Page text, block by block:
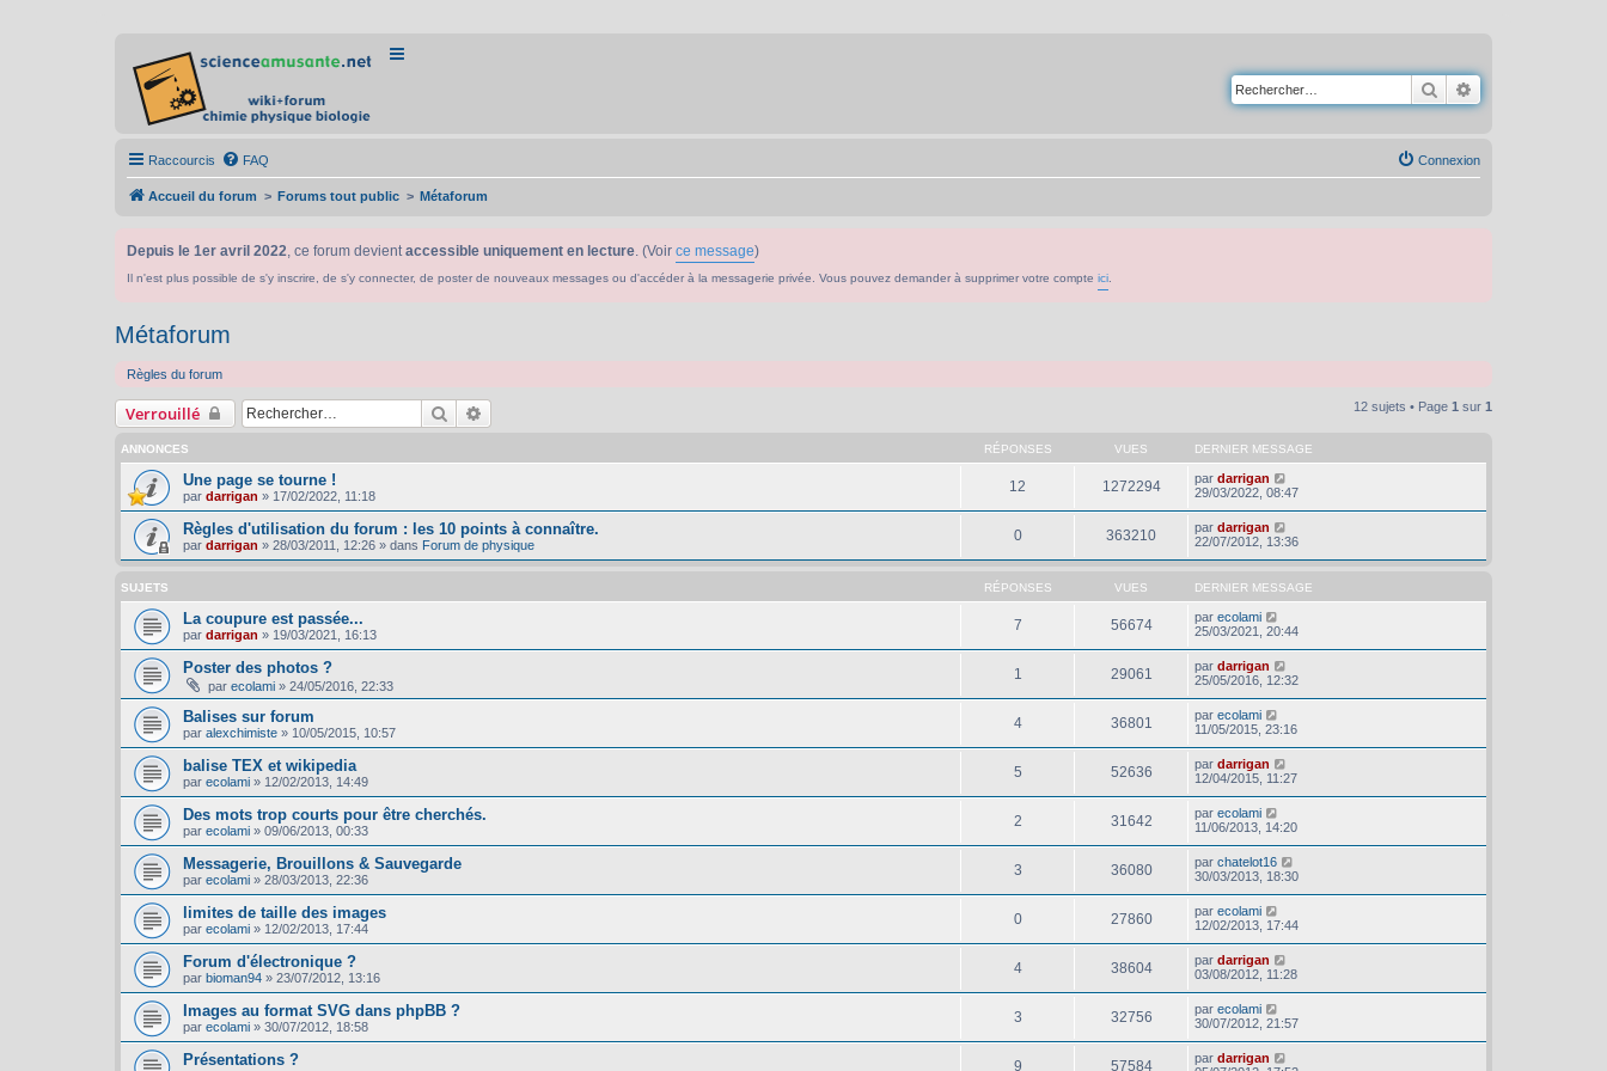
Rechercher
Raccourcis FAQ Connexion
Accueil du forum Forums tout public Métaforum
Depuis le 1er avril 2022, ce forum devientaccessible uniquement en lecture. (Voir ce message)
Il n'est plus possible de s'y inscrire, de s'y connecter, de poster de nouveaux messages ou d'accéder à la messagerie privée. Vous pouvez demander à supprimer votre compte ici
Métaforum
Règles du forum
Verrouillé Rechercher 12 sujets • Page 1 sur 1
ANNONCES RÉPONSES VUES DERNIER MESSAGE
Une page se tourne !
par darrigan » 17/02/2022, 11:18
12 1272294 par darrigan
29/03/2022, 08:47
Règles d'utilisation du forum : les 10 points à connaître.
par darrigan » 28/03/2011, 12:26 » dans Forum de physique
0 363210 par darrigan
22/07/2012, 13:36
SUJETS RÉPONSES VUES DERNIER MESSAGE
La coupure est passée...
par darrigan » 19/03/2021, 16:13
7 56674 par ecolami
25/03/2021, 20:44
Poster des photos ?
par ecolami » 24/05/2016, 22:33
1 29061 par darrigan
25/05/2016, 12:32
Balises sur forum
par alexchimiste » 10/05/2015, 10:57
4 36801 par ecolami
11/05/2015, 23:16
balise TEX et wikipedia
par ecolami » 12/02/2013, 14:49
5 52636 par darrigan
12/04/2015, 11:27
Des mots trop courts pour être cherchés.
par ecolami » 09/06/2013, 00:33
2 31642 par ecolami
11/06/2013, 14:20
Messagerie, Brouillons & Sauvegarde
par ecolami » 28/03/2013, 22:36
3 36080 par chatelot16
30/03/2013, 18:30
limites de taille des images
par ecolami » 12/02/2013, 17:44
0 27860 par ecolami
12/02/2013, 17:44
Forum d'électronique ?
par bioman94 » 23/07/2012, 13:16
4 38604 par darrigan
03/08/2012, 11:28
Images au format SVG dans phpBB ?
par ecolami » 30/07/2012, 18:58
3 32756 par ecolami
30/07/2012, 21:57
Présentations ? 9 57584 par darrigan